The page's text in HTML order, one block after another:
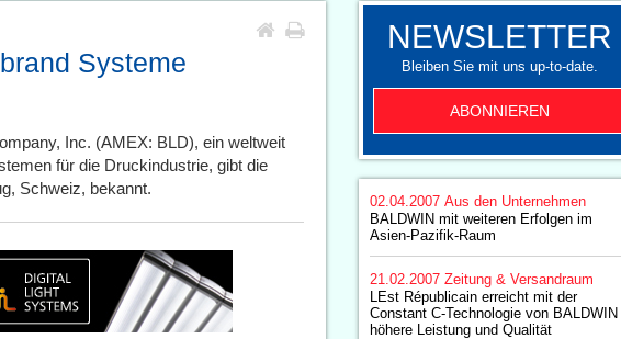
Systeme
Inc. (AMEX: BLD), ein weltweit
für die Druckindustrie, gibt die
Schweiz, bekannt.
NEWSLETTER
Bleiben Sie mit uns up-to-date.
ABONNIEREN
02.04.2007 Aus den Unternehmen
BALDWIN mit weiteren Erfolgen im
Asien-Pazifik-Raum
21.02.2007 Zeitung & Versandraum
LEst Républicain erreicht mit der
Constant C-Technologie von BALDWIN
höhere Leistung und Qualität